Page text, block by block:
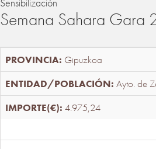
Sensibilización
Semana Sahara Gara
Gipuzkoa
Ayto. de
4.975,24